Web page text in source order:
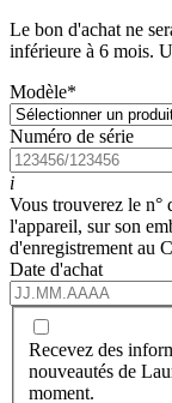
Le bon d'achat ne
inférieure à 6 mois.
Modèle*
Numéro de série
i
Vous trouverez le n°
l'appareil, sur son
d'enregistrement au
Date d'achat
Recevez des
nouveautés de
moment.